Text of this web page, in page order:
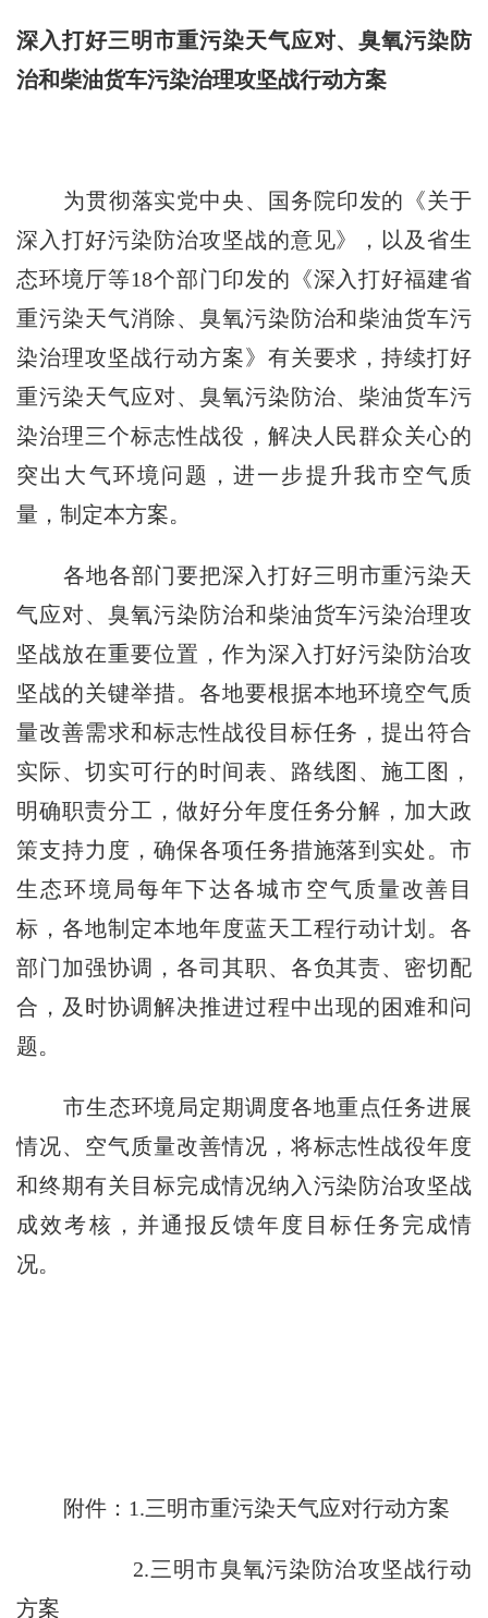
深入打好三明市重污染天气应对、臭氧污染防
治和柴油货车污染治理攻坚战行动方案
为贯彻落实党中央、国务院印发的《关于
深入打好污染防治攻坚战的意见》，以及省生
态环境厅等18个部门印发的《深入打好福建省
重污染天气消除、臭氧污染防治和柴油货车污
染治理攻坚战行动方案》有关要求，持续打好
重污染天气应对、臭氧污染防治、柴油货车污
染治理三个标志性战役，解决人民群众关心的
突出大气环境问题，进一步提升我市空气质
量，制定本方案。
各地各部门要把深入打好三明市重污染天
气应对、臭氧污染防治和柴油货车污染治理攻
坚战放在重要位置，作为深入打好污染防治攻
坚战的关键举措。各地要根据本地环境空气质
量改善需求和标志性战役目标任务，提出符合
实际、切实可行的时间表、路线图、施工图，
明确职责分工，做好分年度任务分解，加大政
策支持力度，确保各项任务措施落到实处。市
生态环境局每年下达各城市空气质量改善目
标，各地制定本地年度蓝天工程行动计划。各
部门加强协调，各司其职、各负其责、密切配
合，及时协调解决推进过程中出现的困难和问
题。
市生态环境局定期调度各地重点任务进展
情况、空气质量改善情况，将标志性战役年度
和终期有关目标完成情况纳入污染防治攻坚战
成效考核，并通报反馈年度目标任务完成情
况。
附件： 1.三明市重污染天气应对行动方案
2.三明市臭氧污染防治攻坚战行动
方案